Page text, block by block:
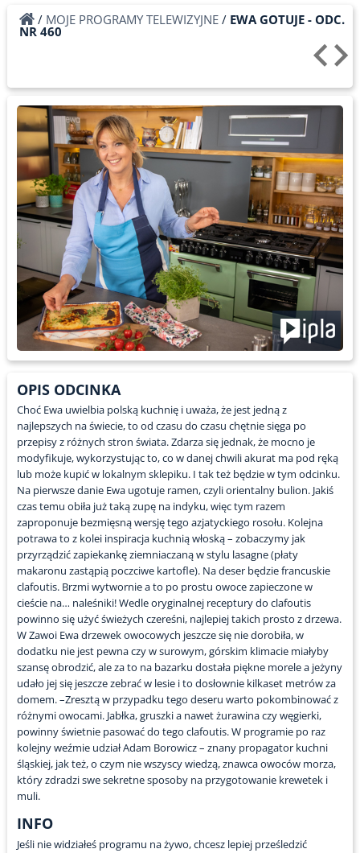
/ MOJE PROGRAMY TELEWIZYJNE/ EWA GOTUJE - ODC.
NR 460
OPIS ODCINKA
Choć Ewa uwielbia polską kuchnię i uważa, że jest jedną z
najlepszych na świecie, to od czasu do czasu chętnie sięga po
przepisy z różnych stron świata. Zdarza się jednak, że mocno je
modyfikuje, wykorzystując to, co w danej chwili akurat ma pod ręką
lub może kupić w lokalnym sklepiku. I tak też będzie w tym odcinku.
Na pierwsze danie Ewa ugotuje ramen, czyli orientalny bulion. Jakiś
czas temu obiła już taką zupę na indyku, więc tym razem
zaproponuje bezmięsną wersję tego azjatyckiego rosołu. Kolejna
potrawa to z kolei inspiracja kuchnią włoską – zobaczymy jak
przyrządzić zapiekankę ziemniaczaną w stylu lasagne (płaty
makaronu zastąpią poczciwe kartofle). Na deser będzie francuskie
clafoutis. Brzmi wytwornie a to po prostu owoce zapieczone w
cieście na… naleśniki! Wedle oryginalnej receptury do clafoutis
powinno się użyć świeżych czereśni, najlepiej takich prosto z drzewa.
W Zawoi Ewa drzewek owocowych jeszcze się nie dorobiła, w
dodatku nie jest pewna czy w surowym, górskim klimacie miałyby
szansę obrodzić, ale za to na bazarku dostała piękne morele a jeżyny
udało jej się jeszcze zebrać w lesie i to dosłownie kilkaset metrów za
domem. –Zresztą w przypadku tego deseru warto pokombinować z
różnymi owocami. Jabłka, gruszki a nawet żurawina czy węgierki,
powinny świetnie pasować do tego clafoutis. W programie po raz
kolejny weźmie udział Adam Borowicz – znany propagator kuchni
śląskiej, jak też, o czym nie wszyscy wiedzą, znawca owoców morza,
który zdradzi swe sekretne sposoby na przygotowanie krewetek i
muli.
INFO
Jeśli nie widziałeś programu na żywo, chcesz lepiej prześledzić